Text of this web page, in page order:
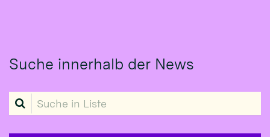
Suche innerhalb der News
Suche in Liste